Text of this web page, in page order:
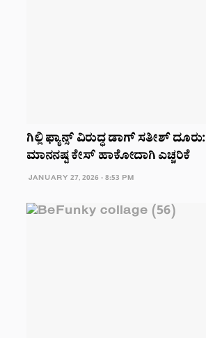
ಗಿಲ್ಲಿ ಫ್ಯಾನ್ಸ್ ವಿರುದ್ಧ ಡಾಗ್ ಸತೀಶ್
ಮಾನನಷ್ಟ ಕೇಸ್ ಹಾಕೋದಾಗಿ ಎಚ್ಚರಿಕೆ
JANUARY 27, 2026 - 8:53 PM